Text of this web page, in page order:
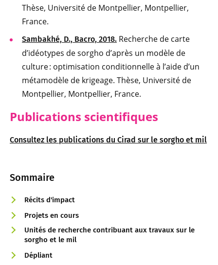
Sommaire
Récits d'impact
Projets en cours
Unités de recherche contribuant aux travaux sur le
sorgho et le mil
Dépliant
Thèse, Université de Montpellier, Montpellier,
France.
Sambakhé, D., Bacro, 2018. Recherche de carte
d’idéotypes de sorgho d’après un modèle de
culture : optimisation conditionnelle à l’aide d’un
métamodèle de krigeage. Thèse, Université de
Montpellier, Montpellier, France.
Publications scientifiques
Consultez les publications du Cirad sur le sorgho et mil